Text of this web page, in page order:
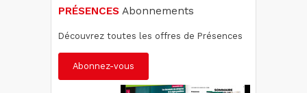
PRÉSENCES Abonnements
Découvrez toutes les offres de Présences
Abonnez-vous